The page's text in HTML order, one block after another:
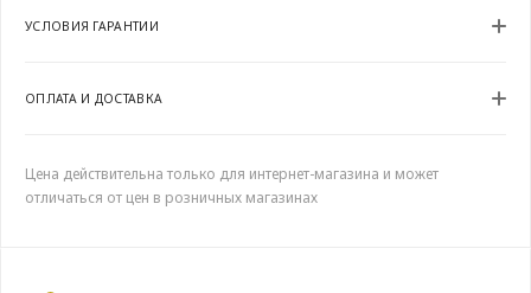
УСЛОВИЯ ГАРАНТИИ
ОПЛАТА И ДОСТАВКА
Цена действительна только для интернет-магазина и может
отличаться от цен в розничных магазинах